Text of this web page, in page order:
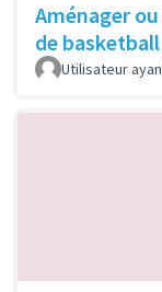
Aménager
de basketball
Utilisateur